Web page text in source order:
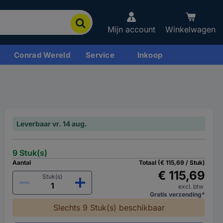
Mijn account Winkelwagen
Conrad Wereld Service Inkoop
Leverbaar vr. 14 aug.
9 Stuk(s)
Aantal
Stuk(s)
Totaal (€ 115,69 / Stuk)
€ 115,69
excl. btw
Gratis verzending*
Slechts 9 Stuk(s) beschikbaar